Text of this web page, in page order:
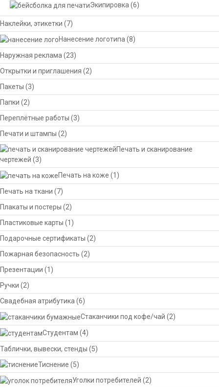
Экипировка (6)
Наклейки, этикетки (7)
Нанесение логотипа (8)
Наружная реклама (23)
Открытки и приглашения (2)
Пакеты (3)
Папки (2)
Переплётные работы (3)
Печати и штампы (2)
Печать и сканирование
чертежей (3)
Печать на коже (1)
Печать на ткани (7)
Плакаты и постеры (2)
Пластиковые карты (1)
Подарочные сертификаты (2)
Пожарная безопасность (2)
Презентации (1)
Ручки (2)
Свадебная атрибутика (6)
Стаканчики под кофе/чай (2)
Студентам (4)
Таблички, вывески, стенды (5)
Тиснение (5)
Уголки потребителей (2)